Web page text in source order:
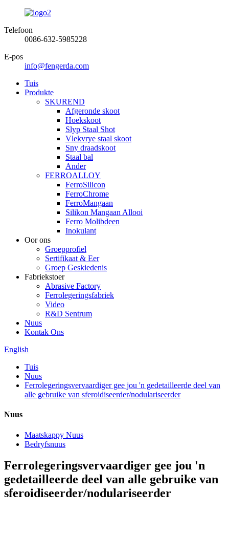
Telefoon
0086-632-5985228
E-pos
info@fengerda.com
Tuis
Produkte
SKUREND
Afgeronde skoot
Hoekskoot
Slyp Staal Shot
Vlekvrye staal skoot
Sny draadskoot
Staal bal
Ander
FERROALLOY
FerroSilicon
FerroChrome
FerroMangaan
Silikon Mangaan Allooi
Ferro Molibdeen
Inokulant
Oor ons
Groepprofiel
Sertifikaat & Eer
Groep Geskiedenis
Fabriekstoer
Abrasive Factory
Ferrolegeringsfabriek
Video
R&D Sentrum
Nuus
Kontak Ons
English
Tuis
Nuus
Ferrolegeringsvervaardiger gee jou 'n gedetailleerde deel van
alle gebruike van sferoidiseerder/nodulariseerder
Nuus
Maatskappy Nuus
Bedryfsnuus
Ferrolegeringsvervaardiger gee jou 'n
gedetailleerde deel van alle gebruike van
sferoidiseerder/nodulariseerder